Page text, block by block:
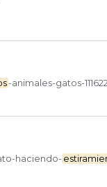
-animales-gatos-
haciendo-